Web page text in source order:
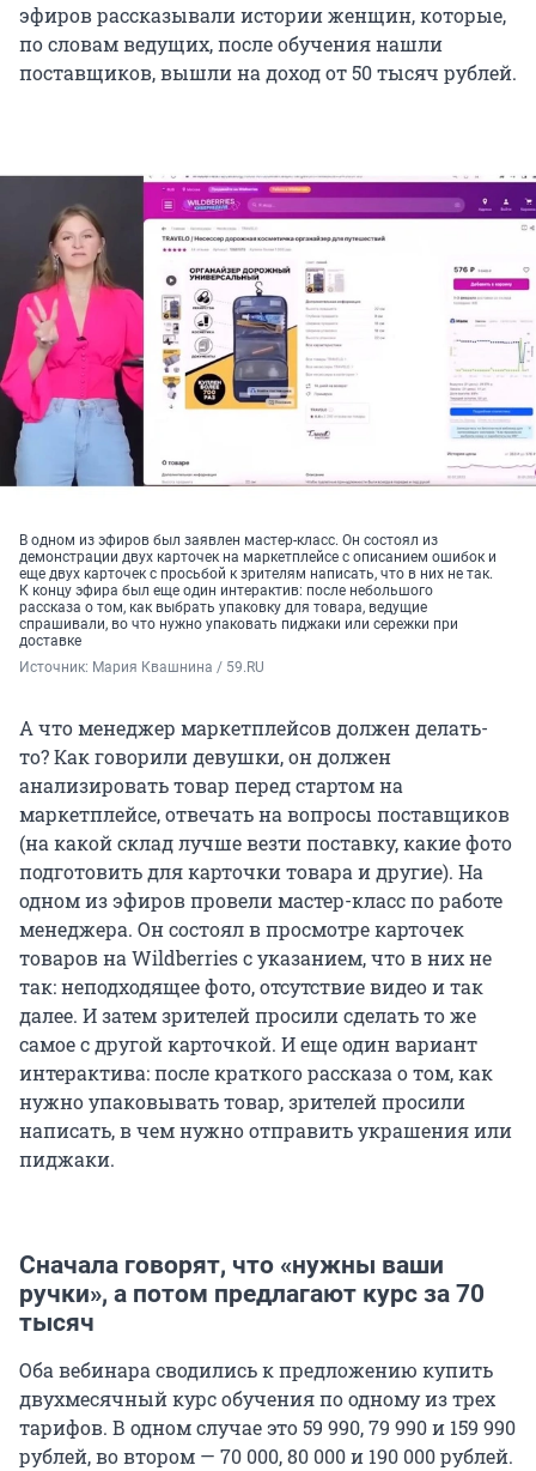
эфиров рассказывали истории женщин, которые,
по словам ведущих, после обучения нашли
поставщиков, вышли на доход от 50 тысяч рублей.
В одном из эфиров был заявлен мастер-класс. Он состоял из
демонстрации двух карточек на маркетплейсе с описанием ошибок и
еще двух карточек с просьбой к зрителям написать, что в них не так.
К концу эфира был еще один интерактив: после небольшого
рассказа о том, как выбрать упаковку для товара, ведущие
спрашивали, во что нужно упаковать пиджаки или сережки при
доставке
Источник: Мария Квашнина / 59.RU
А что менеджер маркетплейсов должен делать-
то? Как говорили девушки, он должен
анализировать товар перед стартом на
маркетплейсе, отвечать на вопросы поставщиков
(на какой склад лучше везти поставку, какие фото
подготовить для карточки товара и другие). На
одном из эфиров провели мастер-класс по работе
менеджера. Он состоял в просмотре карточек
товаров на Wildberries с указанием, что в них не
так: неподходящее фото, отсутствие видео и так
далее. И затем зрителей просили сделать то же
самое с другой карточкой. И еще один вариант
интерактива: после краткого рассказа о том, как
нужно упаковывать товар, зрителей просили
написать, в чем нужно отправить украшения или
пиджаки.
Сначала говорят, что «нужны ваши
ручки», а потом предлагают курс за 70
тысяч
Оба вебинара сводились к предложению купить
двухмесячный курс обучения по одному из трех
тарифов. В одном случае это 59 990, 79 990 и 159 990
рублей, во втором — 70 000, 80 000 и 190 000 рублей.